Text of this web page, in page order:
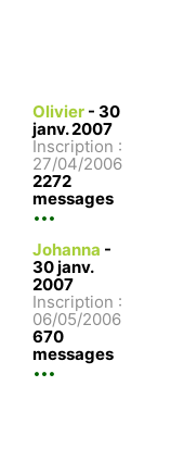
Olivier - 30
janv. 2007
Inscription :
27/04/2006
2272
messages
Johanna -
30 janv.
2007
Inscription :
06/05/2006
670
messages